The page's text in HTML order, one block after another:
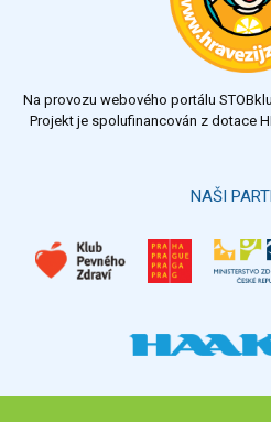
Na provozu webového portálu
Projekt je spolufinancován z dotace
NAŠI